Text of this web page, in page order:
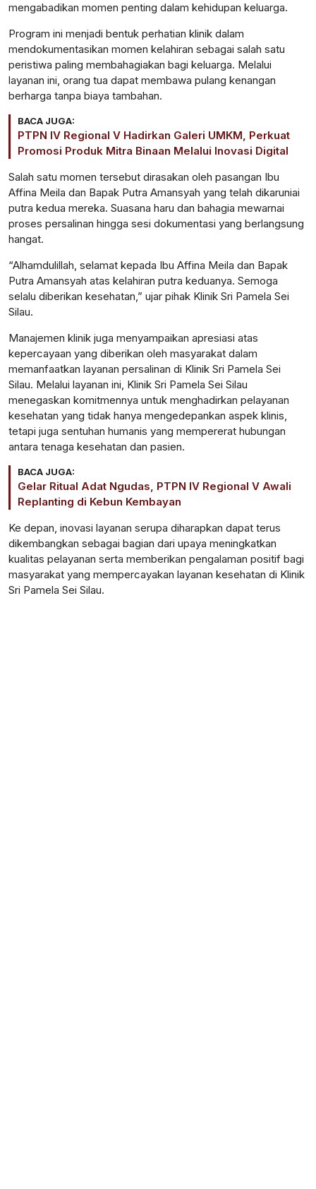
mengabadikan momen penting dalam kehidupan keluarga.
Program ini menjadi bentuk perhatian klinik dalam
mendokumentasikan momen kelahiran sebagai salah satu
peristiwa paling membahagiakan bagi keluarga. Melalui
layanan ini, orang tua dapat membawa pulang kenangan
berharga tanpa biaya tambahan.
BACA JUGA:
PTPN IV Regional V Hadirkan Galeri UMKM, Perkuat
Promosi Produk Mitra Binaan Melalui Inovasi Digital
Salah satu momen tersebut dirasakan oleh pasangan Ibu
Affina Meila dan Bapak Putra Amansyah yang telah dikaruniai
putra kedua mereka. Suasana haru dan bahagia mewarnai
proses persalinan hingga sesi dokumentasi yang berlangsung
hangat.
“Alhamdulillah, selamat kepada Ibu Affina Meila dan Bapak
Putra Amansyah atas kelahiran putra keduanya. Semoga
selalu diberikan kesehatan,” ujar pihak Klinik Sri Pamela Sei
Silau.
Manajemen klinik juga menyampaikan apresiasi atas
kepercayaan yang diberikan oleh masyarakat dalam
memanfaatkan layanan persalinan di Klinik Sri Pamela Sei
Silau. Melalui layanan ini, Klinik Sri Pamela Sei Silau
menegaskan komitmennya untuk menghadirkan pelayanan
kesehatan yang tidak hanya mengedepankan aspek klinis,
tetapi juga sentuhan humanis yang mempererat hubungan
antara tenaga kesehatan dan pasien.
BACA JUGA:
Gelar Ritual Adat Ngudas, PTPN IV Regional V Awali
Replanting di Kebun Kembayan
Ke depan, inovasi layanan serupa diharapkan dapat terus
dikembangkan sebagai bagian dari upaya meningkatkan
kualitas pelayanan serta memberikan pengalaman positif bagi
masyarakat yang mempercayakan layanan kesehatan di Klinik
Sri Pamela Sei Silau.